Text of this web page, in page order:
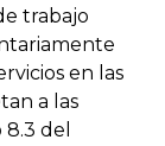
trabajo
en las
a las
del